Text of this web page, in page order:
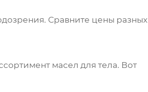
Сравните цены разных
масел для тела. Вот